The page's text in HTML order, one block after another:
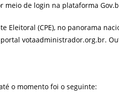
meio de login na plataforma
Eleitoral (CPE), no panorama
votaadministrador.org.br.
o momento foi o seguinte: